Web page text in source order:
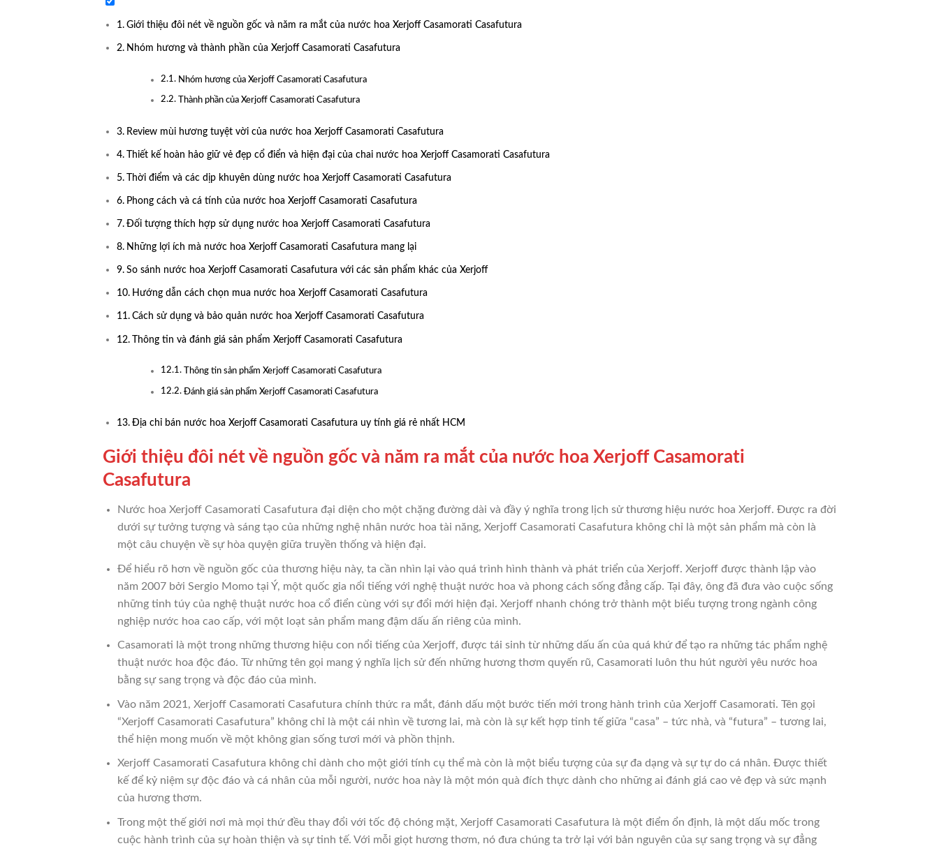
Giới thiệu đôi nét về nguồn gốc và năm ra mắt của nước hoa Xerjoff Casamorati Casafutura
Nhóm hương và thành phần của Xerjoff Casamorati Casafutura
Nhóm hương của Xerjoff Casamorati Casafutura
Thành phần của Xerjoff Casamorati Casafutura
Review mùi hương tuyệt vời của nước hoa Xerjoff Casamorati Casafutura
Thiết kế hoàn hảo giữ vẻ đẹp cổ điển và hiện đại của chai nước hoa Xerjoff Casamorati Casafutura
Thời điểm và các dịp khuyên dùng nước hoa Xerjoff Casamorati Casafutura
Phong cách và cá tính của nước hoa Xerjoff Casamorati Casafutura
Đối tượng thích hợp sử dụng nước hoa Xerjoff Casamorati Casafutura
Những lợi ích mà nước hoa Xerjoff Casamorati Casafutura mang lại
So sánh nước hoa Xerjoff Casamorati Casafutura với các sản phẩm khác của Xerjoff
Hướng dẫn cách chọn mua nước hoa Xerjoff Casamorati Casafutura
Cách sử dụng và bảo quản nước hoa Xerjoff Casamorati Casafutura
Thông tin và đánh giá sản phẩm Xerjoff Casamorati Casafutura
Thông tin sản phẩm Xerjoff Casamorati Casafutura
Đánh giá sản phẩm Xerjoff Casamorati Casafutura
Địa chỉ bán nước hoa Xerjoff Casamorati Casafutura uy tính giá rẻ nhất HCM
Giới thiệu đôi nét về nguồn gốc và năm ra mắt của nước hoa Xerjoff Casamorati
Casafutura
Nước hoa Xerjoff Casamorati Casafutura đại diện cho một chặng đường dài và đầy ý nghĩa trong lịch sử thương hiệu nước hoa Xerjoff. Được ra đời
dưới sự tưởng tượng và sáng tạo của những nghệ nhân nước hoa tài năng, Xerjoff Casamorati Casafutura không chỉ là một sản phẩm mà còn là
một câu chuyện về sự hòa quyện giữa truyền thống và hiện đại.
Để hiểu rõ hơn về nguồn gốc của thương hiệu này, ta cần nhìn lại vào quá trình hình thành và phát triển của Xerjoff. Xerjoff được thành lập vào
năm 2007 bởi Sergio Momo tại Ý, một quốc gia nổi tiếng với nghệ thuật nước hoa và phong cách sống đẳng cấp. Tại đây, ông đã đưa vào cuộc sống
những tinh túy của nghệ thuật nước hoa cổ điển cùng với sự đổi mới hiện đại. Xerjoff nhanh chóng trở thành một biểu tượng trong ngành công
nghiệp nước hoa cao cấp, với một loạt sản phẩm mang đậm dấu ấn riêng của mình.
Casamorati là một trong những thương hiệu con nổi tiếng của Xerjoff, được tái sinh từ những dấu ấn của quá khứ để tạo ra những tác phẩm nghệ
thuật nước hoa độc đáo. Từ những tên gọi mang ý nghĩa lịch sử đến những hương thơm quyến rũ, Casamorati luôn thu hút người yêu nước hoa
bằng sự sang trọng và độc đáo của mình.
Vào năm 2021, Xerjoff Casamorati Casafutura chính thức ra mắt, đánh dấu một bước tiến mới trong hành trình của Xerjoff Casamorati. Tên gọi
“Xerjoff Casamorati Casafutura” không chỉ là một cái nhìn về tương lai, mà còn là sự kết hợp tinh tế giữa “casa” – tức nhà, và “futura” – tương lai,
thể hiện mong muốn về một không gian sống tươi mới và phồn thịnh.
Xerjoff Casamorati Casafutura không chỉ dành cho một giới tính cụ thể mà còn là một biểu tượng của sự đa dạng và sự tự do cá nhân. Được thiết
kế để kỷ niệm sự độc đáo và cá nhân của mỗi người, nước hoa này là một món quà đích thực dành cho những ai đánh giá cao vẻ đẹp và sức mạnh
của hương thơm.
Trong một thế giới nơi mà mọi thứ đều thay đổi với tốc độ chóng mặt, Xerjoff Casamorati Casafutura là một điểm ổn định, là một dấu mốc trong
cuộc hành trình của sự hoàn thiện và sự tinh tế. Với mỗi giọt hương thơm, nó đưa chúng ta trở lại với bản nguyên của sự sang trọng và sự đẳng